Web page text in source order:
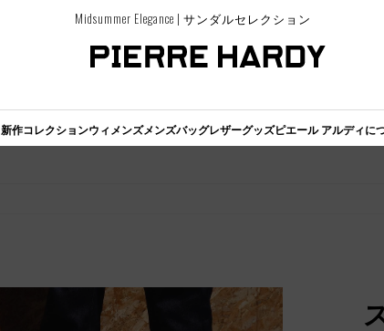
Midsummer Elegance | サンダルセレクション
新作コレクションウィメンズメンズバッグレザーグッズピエール アルディに